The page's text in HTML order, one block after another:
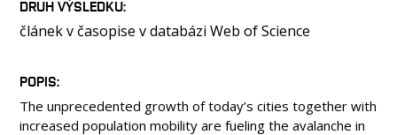
DRUH VÝSLEDKU
článek v časopise v databázi Web of Science
POPIS
The unprecedented growth of today’s cities together with
increased population mobility are fueling the avalanche in